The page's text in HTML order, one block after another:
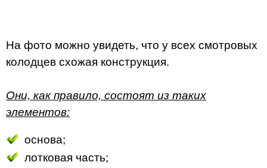
На фото можно увидеть, что у всех смотровых
колодцев схожая конструкция.
Они, как правило, состоят из таких
элементов:
основа;
лотковая часть;